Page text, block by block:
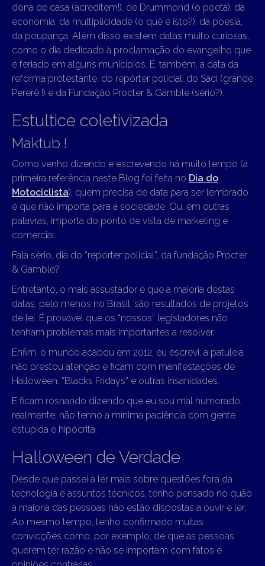
dona de casa (acreditem!), de Drummond (o poeta), da
economia, da multiplicidade (o quê é isto?), da poesia,
da poupança. Além disso existem datas muito curiosas,
como o dia dedicado à proclamação do evangelho que
é feriado em alguns municípios. É, também, a data da
reforma protestante, do repórter policial, do Saci (grande
Pererê !) e da Fundação Procter & Gamble (sério?).
Estultice coletivizada
Maktub !
Como venho dizendo e escrevendo há muito tempo (a
primeira referência neste Blog foi feita no Dia do
Motociclista), quem precisa de data para ser lembrado
é que não importa para a sociedade. Ou, em outras
palavras, importa do ponto de vista de marketing e
comercial.
Fala sério, dia do “repórter policial”, da fundação Procter
& Gamble?
Entretanto, o mais assustador é que a maioria destas
datas, pelo menos no Brasil, são resultados de projetos
de lei. É provável que os “nossos” legisladores não
tenham problemas mais importantes a resolver.
Enfim, o mundo acabou em 2012, eu escrevi, a patuleia
não prestou atenção e ficam com manifestações de
Halloween, “Blacks Fridays” e outras insanidades.
E ficam rosnando dizendo que eu sou mal humorado;
realmente, não tenho a mínima paciência com gente
estúpida e hipócrita.
Halloween de Verdade
Desde que passei a ler mais sobre questões fora da
tecnologia e assuntos técnicos, tenho pensado no quão
a maioria das pessoas não estão dispostas a ouvir e ler.
Ao mesmo tempo, tenho confirmado muitas
convicções como, por exemplo, de que as pessoas
querem ter razão e não se importam com fatos e